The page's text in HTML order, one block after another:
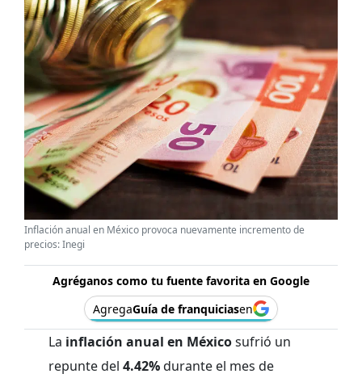
Inflación anual en México provoca nuevamente incremento de
precios: Inegi
Agréganos como tu fuente favorita en Google
AgregaGuía de franquiciasen
La inflación anual en Méxicosufrió un
repunte del 4.42%durante el mes de